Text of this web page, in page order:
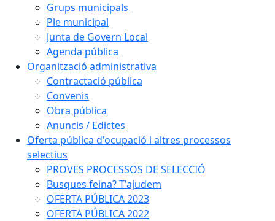
Grups municipals
Ple municipal
Junta de Govern Local
Agenda pública
Organització administrativa
Contractació pública
Convenis
Obra pública
Anuncis / Edictes
Oferta pública d'ocupació i altres processos
selectius
PROVES PROCESSOS DE SELECCIÓ
Busques feina? T'ajudem
OFERTA PÚBLICA 2023
OFERTA PÚBLICA 2022